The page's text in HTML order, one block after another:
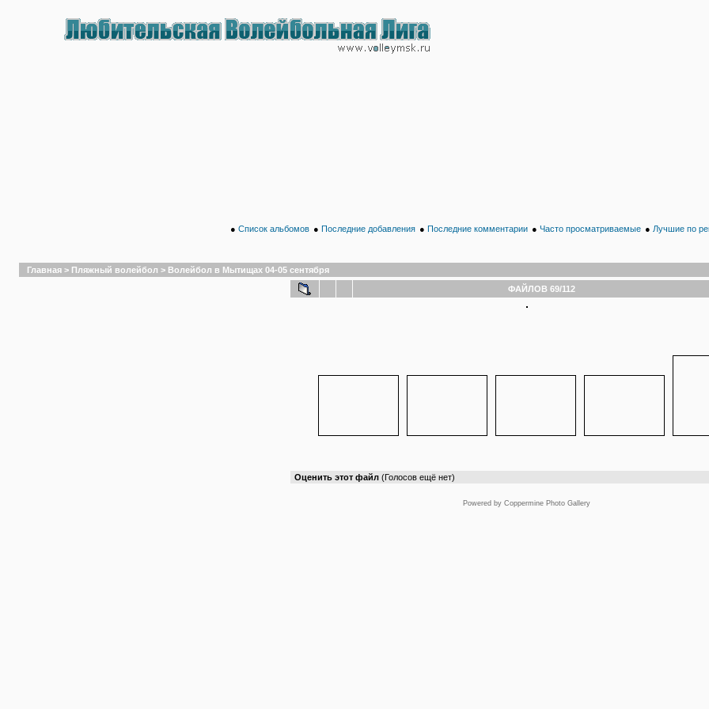
● Список альбомов ● Последние добавления ● Последние комментарии ● Часто просматриваемые ● Лучшие по
Главная > Пляжный волейбол > Волейбол в Мытищах 04-05 сентября
ФАЙЛОВ 69/112
Оценить этот файл (Голосов ещё нет)
Powered by Coppermine Photo Gallery